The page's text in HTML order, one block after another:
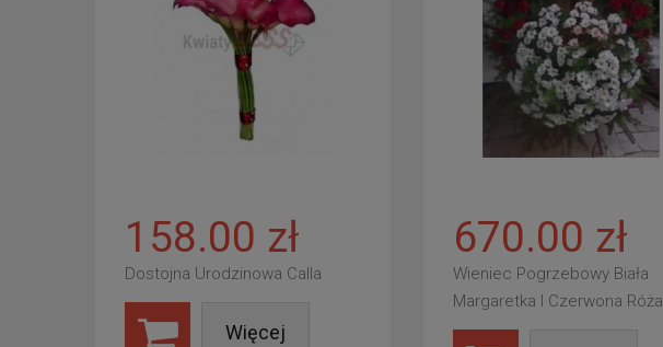
158.00 zł
Dostojna Urodzinowa Calla
Więcej
670.00 zł
Wieniec Pogrzebowy Biała
Margaretka I Czerwona Róża